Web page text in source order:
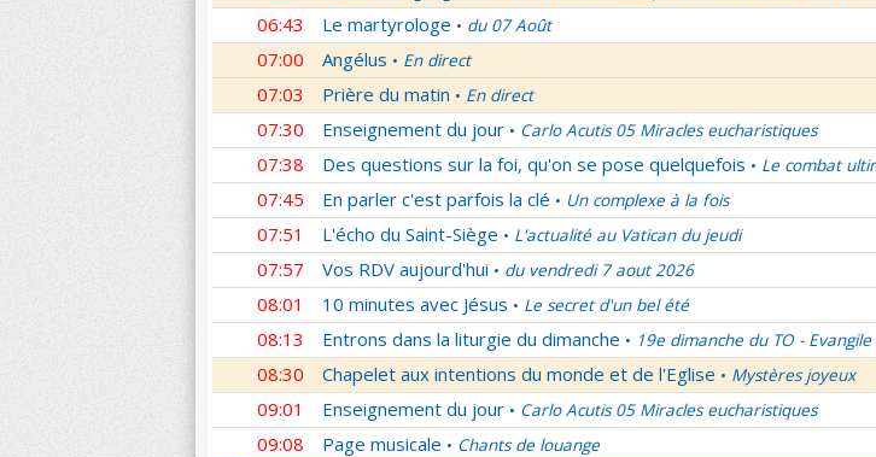
06:43 Le martyrologe • du 07 Août
07:00 Angélus • En direct
07:03 Prière du matin • En direct
07:30 Enseignement du jour • Carlo Acutis 05 Miracles eucharistiques
07:38 Des questions sur la foi, qu'on se pose quelquefois • Le combat
07:45 En parler c'est parfois la clé • Un complexe à la fois
07:51 L'écho du Saint-Siège • L'actualité au Vatican du jeudi
07:57 Vos RDV aujourd'hui • du vendredi 7 aout 2026
08:01 10 minutes avec Jésus • Le secret d'un bel été
08:13 Entrons dans la liturgie du dimanche • 19e dimanche du TO -
08:30 Chapelet aux intentions du monde et de l'Eglise • Mystères joyeux
09:01 Enseignement du jour • Carlo Acutis 05 Miracles eucharistiques
09:08 Page musicale • Chants de louange